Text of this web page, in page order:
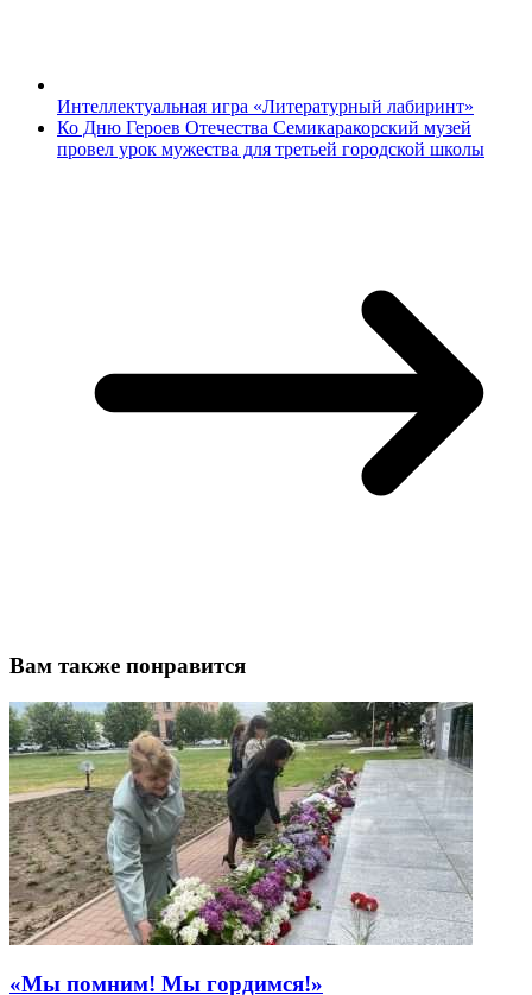
Интеллектуальная игра «Литературный лабиринт»
Ко Дню Героев Отечества Семикаракорский музей
провел урок мужества для третьей городской школы
Вам также понравится
«Мы помним! Мы гордимся!»